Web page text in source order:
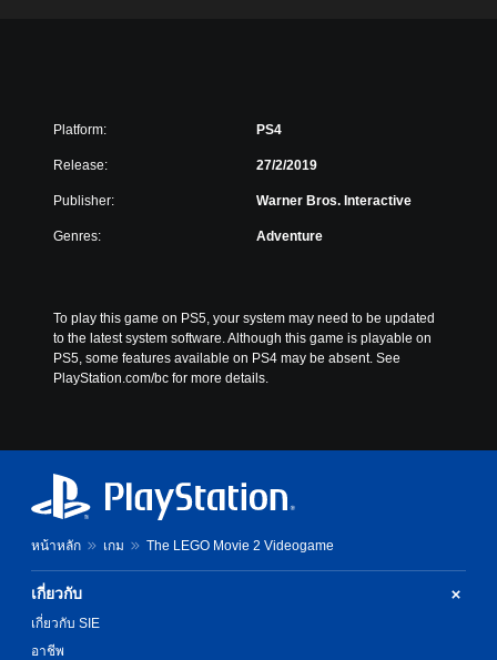
Platform: PS4
Release: 27/2/2019
Publisher: Warner Bros. Interactive
Genres: Adventure
To play this game on PS5, your system may need to be updated
to the latest system software. Although this game is playable on
PS5, some features available on PS4 may be absent. See
PlayStation.com/bc for more details.
หน้าหลัก เกม The LEGO Movie 2 Videogame
เกี่ยวกับ
เกี่ยวกับ SIE
อาชีพ